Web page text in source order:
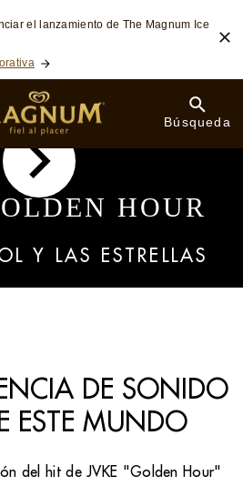
el lanzamiento de The Magnum Ice
Búsqueda
HOUR
Y LAS ESTRELLAS
DE SONIDO
ESTE MUNDO
del hit de JVKE "Golden Hour"